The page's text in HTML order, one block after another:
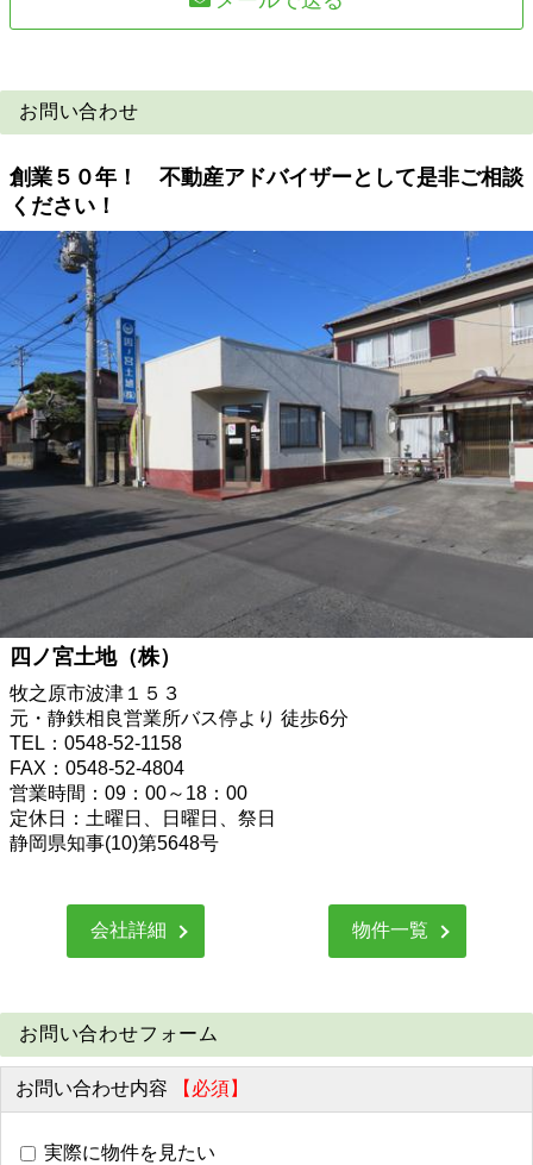
お問い合わせ
創業５０年！ 不動産アドバイザーとして是非ご相談
ください！
四ノ宮土地（株）
牧之原市波津１５３
元・静鉄相良営業所バス停より 徒歩6分
TEL：0548-52-1158
FAX：0548-52-4804
営業時間：09：00～18：00
定休日：土曜日、日曜日、祭日
静岡県知事(10)第5648号
会社詳細 物件一覧
お問い合わせフォーム
お問い合わせ内容 【必須】
実際に物件を見たい